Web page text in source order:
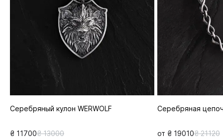
Серебряный кулон WERWOLF
₴ 11700₴ 13000
Серебряная
от ₴ 19010₴ 21120